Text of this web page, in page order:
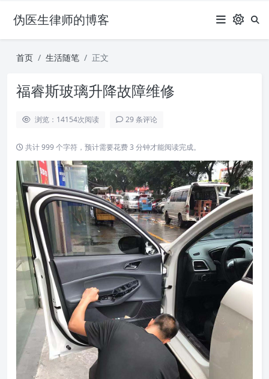
伪医生律师的博客
首页 生活随笔 正文
福睿斯玻璃升降故障维修
浏览：14154次阅读 29 条评论
共计 999 个字符，预计需要花费 3 分钟才能阅读完成。